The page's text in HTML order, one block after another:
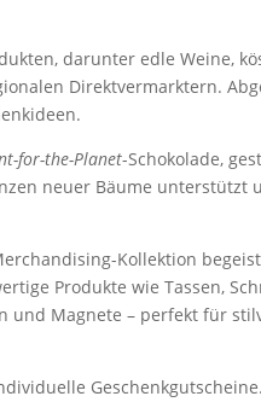
darunter edle Weine,
Direktvermarktern.
for-the-Planet-Schokolade,
neuer Bäume unterstützt
Kollektion
Produkte wie Tassen,
und Magnete – perfekt für